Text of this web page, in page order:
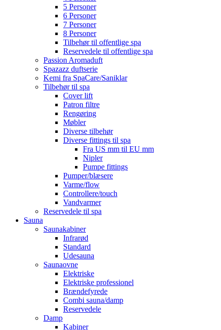
5 Personer
6 Personer
7 Personer
8 Personer
Tilbehør til offentlige spa
Reservedele til offentlige spa
Passion Aromaduft
Spazazz duftserie
Kemi fra SpaCare/Saniklar
Tilbehør til spa
Cover lift
Patron filtre
Rengøring
Møbler
Diverse tilbehør
Diverse fittings til spa
Fra US mm til EU mm
Nipler
Pumpe fittings
Pumper/blæsere
Varme/flow
Controllere/touch
Vandvarmer
Reservedele til spa
Sauna
Saunakabiner
Infrarød
Standard
Udesauna
Saunaovne
Elektriske
Elektriske professionel
Brændefyrede
Combi sauna/damp
Reservedele
Damp
Kabiner